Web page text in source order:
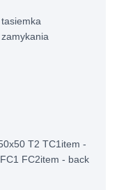
T2 TC1item -
FC2item - back